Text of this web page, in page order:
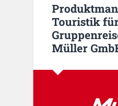
Touristik
Müller